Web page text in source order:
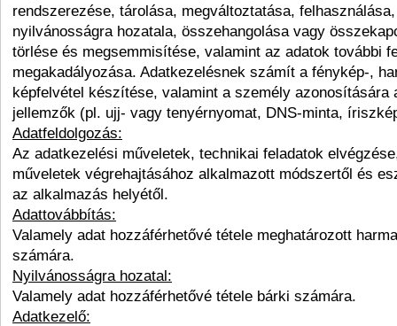
rendszerezése, tárolása, megváltoztatása,
nyilvánosságra hozatala, összehangolása vagy
törlése és megsemmisítése, valamint az adatok további
megakadályozása. Adatkezelésnek számít a fénykép-,
képfelvétel készítése, valamint a személy azonosítására
jellemzők (pl. ujj- vagy tenyérnyomat, DNS-minta,
Adatfeldolgozás:
Az adatkezelési műveletek, technikai feladatok
műveletek végrehajtásához alkalmazott módszertől és
az alkalmazás helyétől.
Adattovábbítás:
Valamely adat hozzáférhetővé tétele meghatározott
számára.
Nyilvánosságra hozatal:
Valamely adat hozzáférhetővé tétele bárki számára.
Adatkezelő: